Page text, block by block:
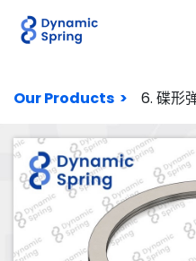
Our Products > 6. 碟形